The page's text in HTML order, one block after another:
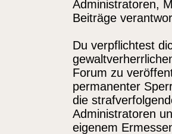
Administratoren,
Beiträge
Du verpflichtest
Forum zu
permanenter
die
Administratoren
eigenem